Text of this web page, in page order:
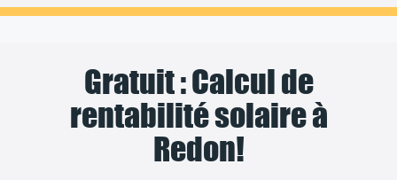
Gratuit : Calcul de
rentabilité solaire à
Redon!